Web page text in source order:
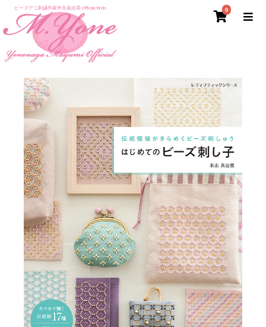
ビーズデコ刺繍作家米永真由美 Official Web 0